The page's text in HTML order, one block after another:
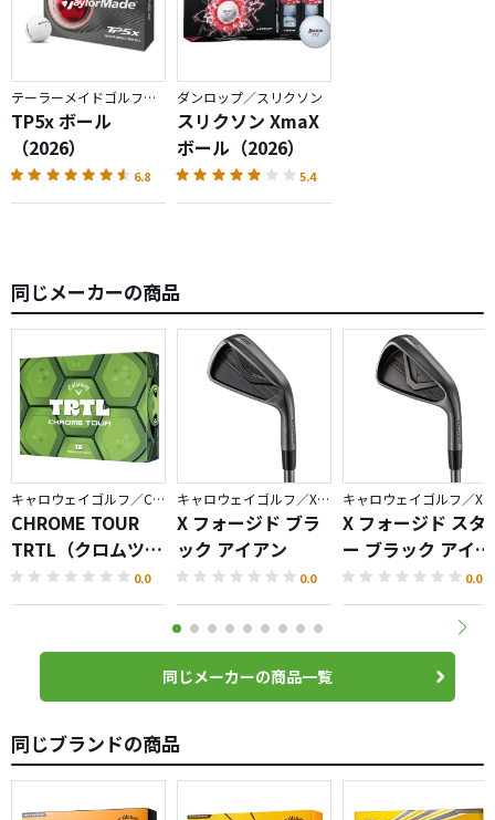
テーラーメイドゴルフ／TP5
TP5x ボール
（2026）
6.8
ダンロップ／スリクソン
スリクソン XmaX
ボール（2026）
5.4
同じメーカーの商品
キャロウェイゴルフ／CHROME
CHROME TOUR
TRTL（クロムツア
ータートル）ボー
ル
0.0
キャロウェイゴルフ／X FORGED
X フォージド ブラ
ック アイアン
0.0
X フォージド スタ
ー ブラック アイア
ン
0.0
同じメーカーの商品一覧
同じブランドの商品